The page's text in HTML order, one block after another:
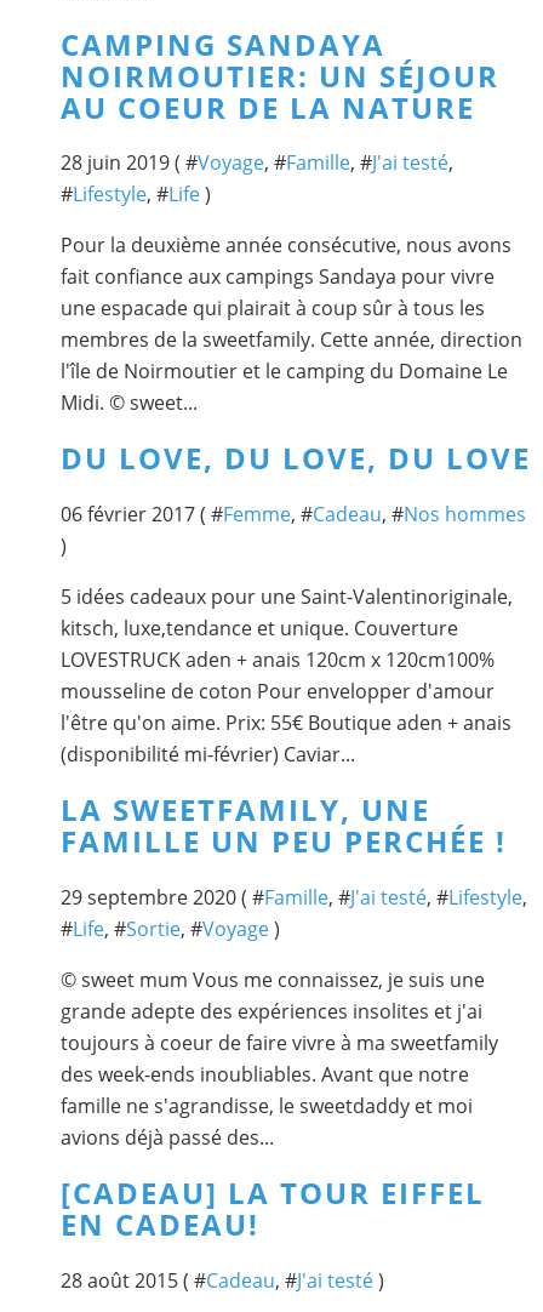
CAMPING SANDAYA
NOIRMOUTIER: UN SÉJOUR
AU COEUR DE LA NATURE
28 juin 2019 ( #Voyage, #Famille, #J'ai testé,
#Lifestyle, #Life)
Pour la deuxième année consécutive, nous avons
fait confiance aux campings Sandaya pour vivre
une espacade qui plairait à coup sûr à tous les
membres de la sweetfamily. Cette année, direction
l'île de Noirmoutier et le camping du Domaine Le
Midi. © sweet...
DU LOVE, DU LOVE, DU LOVE
06 février 2017 ( #Femme, #Cadeau, #Nos hommes
)
5 idées cadeaux pour une Saint-Valentinoriginale,
kitsch, luxe,tendance et unique. Couverture
LOVESTRUCK aden + anais 120cm x 120cm100%
mousseline de coton Pour envelopper d'amour
l'être qu'on aime. Prix: 55€ Boutique aden + anais
(disponibilité mi-février) Caviar...
LA SWEETFAMILY, UNE
FAMILLE UN PEU PERCHÉE !
29 septembre 2020 ( #Famille, #J'ai testé, #Lifestyle,
#Life, #Sortie, #Voyage)
© sweet mum Vous me connaissez, je suis une
grande adepte des expériences insolites et j'ai
toujours à coeur de faire vivre à ma sweetfamily
des week-ends inoubliables. Avant que notre
famille ne s'agrandisse, le sweetdaddy et moi
avions déjà passé des...
[CADEAU] LA TOUR EIFFEL
EN CADEAU!
28 août 2015 ( #Cadeau, #J'ai testé)